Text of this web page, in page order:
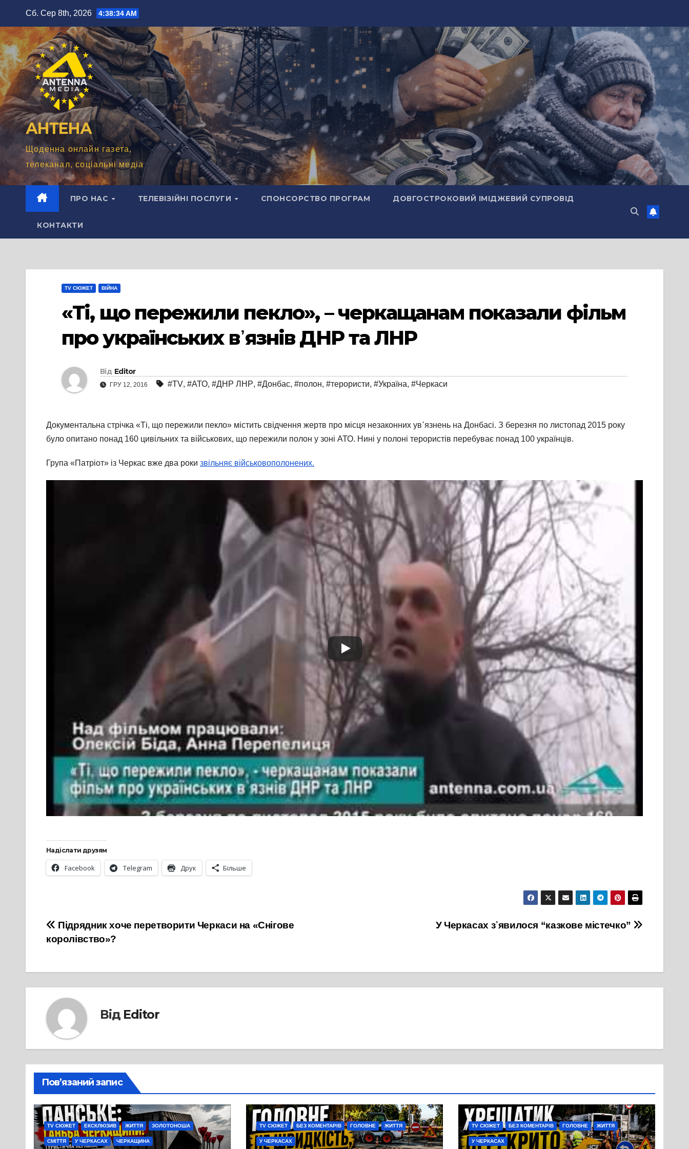
вмісту
Сб. Сер 8th, 2026 4:38:36 AM
АНТЕНА
Щоденна онлайн газета,
телеканал, соціальні медіа
ПРО НАС ТЕЛЕВІЗІЙНІ ПОСЛУГИ СПОНСОРСТВО ПРОГРАМ ДОВГОСТРОКОВИЙ ІМІДЖЕВИЙ СУПРОВІД
КОНТАКТИ
TV СЮЖЕТ ВІЙНА
«Ті, що пережили пекло», – черкащанам показали фільм
про українських в᾽язнів ДНР та ЛНР
Від Editor
ГРУ 12, 2016 #TV, #АТО, #ДНР ЛНР, #Донбас, #полон, #терористи, #Україна, #Черкаси
Документальна стрічка «Ті, що пережили пекло» містить свідчення жертв про місця незаконних ув᾽язнень на Донбасі. З березня по листопад 2015 року
було опитано понад 160 цивільних та військових, що пережили полон у зоні АТО. Нині у полоні терористів перебуває понад 100 українців.
Група «Патріот» із Черкас вже два роки звільняє військовополонених.
Надіслати друзям
Facebook Telegram Друк Більше
Навігація
записів
У Черкасах з᾽явилося “казкове містечко”
Підрядник хоче перетворити Черкаси на «Снігове
королівство»?
Від Editor
Пов’язаний запис
TV СЮЖЕТ ЕКСКЛЮЗИВ ЖИТТЯ ЗОЛОТОНОША
СМІТТЯ У ЧЕРКАСАХ ЧЕРКАЩИНА
TV СЮЖЕТ БЕЗ КОМЕНТАРІВ ГОЛОВНЕ ЖИТТЯ
У ЧЕРКАСАХ
TV СЮЖЕТ БЕЗ КОМЕНТАРІВ ГОЛОВНЕ ЖИТТЯ
У ЧЕРКАСАХ